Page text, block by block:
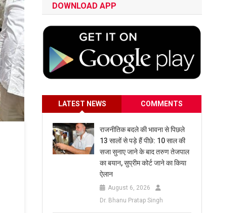
DOWNLOAD APP
LATEST NEWS COMMENTS
राजनीतिक बदले की भावना से पिछले
13 सालों से पड़े हैं पीछे: 10 साल की
सजा सुनाए जाने के बाद तरुण तेजपाल
का बयान, सुप्रीम कोर्ट जाने का किया
ऐलान
August 6, 2026
Dr. Bhanu Pratap Singh